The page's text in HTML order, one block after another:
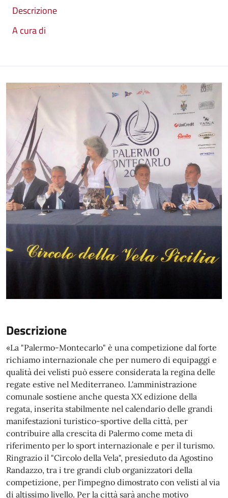
Descrizione
A cura di
Descrizione
«La "Palermo-Montecarlo" è una competizione dal forte
richiamo internazionale che per numero di equipaggi e
qualità dei velisti può essere considerata la regina delle
regate estive nel Mediterraneo. L'amministrazione
comunale sostiene anche questa XX edizione della
regata, inserita stabilmente nel calendario delle grandi
manifestazioni turistico-sportive della città, per
contribuire alla crescita di Palermo come meta di
riferimento per lo sport internazionale e per il turismo.
Ringrazio il "Circolo della Vela", presieduto da Agostino
Randazzo, tra i tre grandi club organizzatori della
competizione, per l'impegno dimostrato con velisti al via
di altissimo livello. Per la città sarà anche motivo